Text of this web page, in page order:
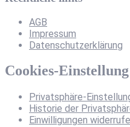
AGB
Impressum
Datenschutzerklärung
Cookies-Einstellung
Privatsphäre-
Historie der
Einwilligungen